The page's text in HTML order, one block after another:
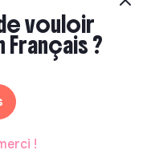
vouloir
?
!